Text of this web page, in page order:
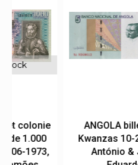
ANGOLA billet de 5
Kwanzas 10-2012, Dr
António & Jose